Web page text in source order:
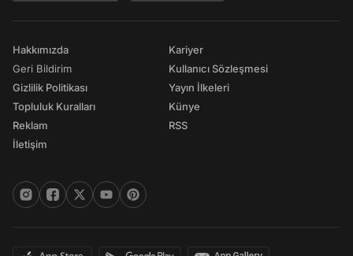
Hakkımızda
Geri Bildirim
Gizlilik Politikası
Topluluk Kuralları
Reklam
İletişim
Kariyer
Kullanıcı Sözleşmesi
Yayın İlkeleri
Künye
RSS